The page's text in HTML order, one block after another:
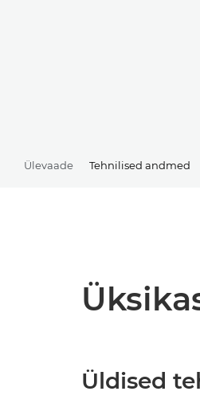
Ülevaade Tehnilised andmed
Üldised